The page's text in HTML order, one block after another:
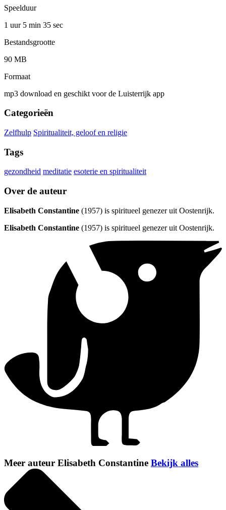
Speelduur
1 uur 5 min 35 sec
Bestandsgrootte
90 MB
Formaat
mp3 download en geschikt voor de Luisterrijk app
Categorieën
Zelfhulp Spiritualiteit, geloof en religie
Tags
gezondheid meditatie esoterie en spiritualiteit
Over de auteur
Elisabeth Constantine (1957) is spiritueel genezer uit Oostenrijk.
Elisabeth Constantine (1957) is spiritueel genezer uit Oostenrijk.
Meer auteur Elisabeth Constantine Bekijk alles